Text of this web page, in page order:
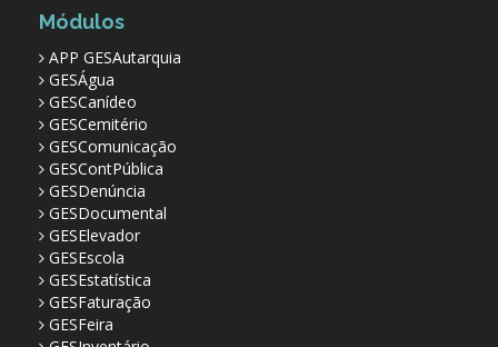
Módulos
APP GESAutarquia
GESÁgua
GESCanídeo
GESCemitério
GESComunicação
GESContPública
GESDenúncia
GESDocumental
GESElevador
GESEscola
GESEstatística
GESFaturação
GESFeira